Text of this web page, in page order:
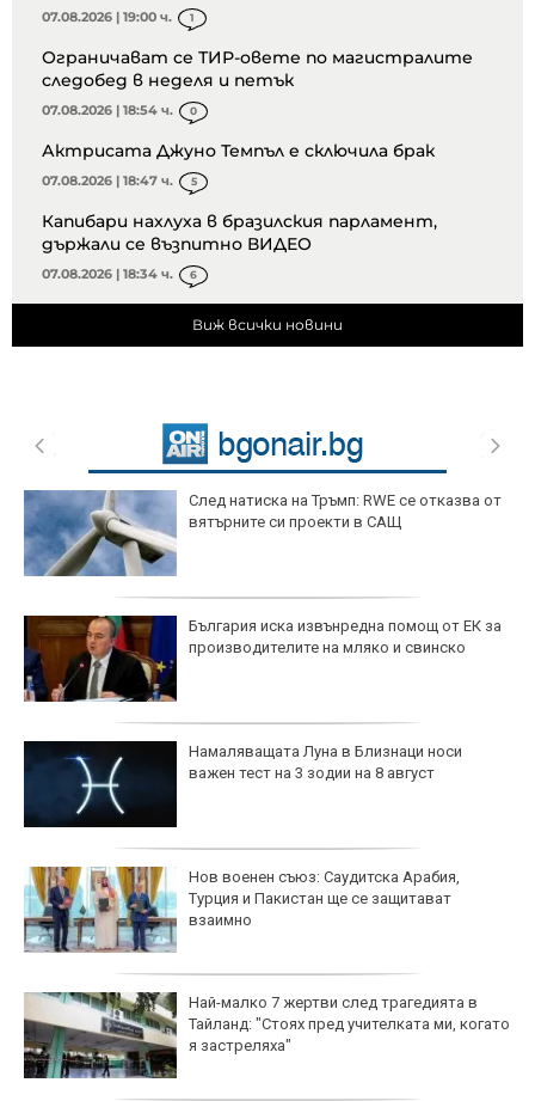
07.08.2026 | 19:00 ч. 1
Ограничават се ТИР-овете по магистралите
следобед в неделя и петък
07.08.2026 | 18:54 ч. 0
Актрисата Джуно Темпъл е сключила брак
07.08.2026 | 18:47 ч. 5
Капибари нахлуха в бразилския парламент,
държали се възпитно ВИДЕО
07.08.2026 | 18:34 ч. 6
Виж всички новини
След натиска на Тръмп: RWE се отказва от
вятърните си проекти в САЩ
България иска извънредна помощ от ЕК за
производителите на мляко и свинско
Намаляващата Луна в Близнаци носи
важен тест на 3 зодии на 8 август
Нов военен съюз: Саудитска Арабия,
Турция и Пакистан ще се защитават
взаимно
Най-малко 7 жертви след трагедията в
Тайланд: "Стоях пред учителката ми, когато
я застреляха"